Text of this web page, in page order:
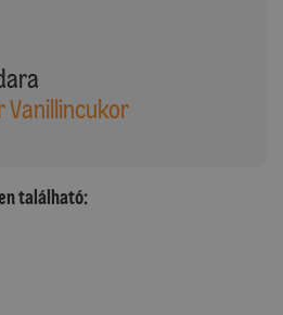
Vanillincukor
található: